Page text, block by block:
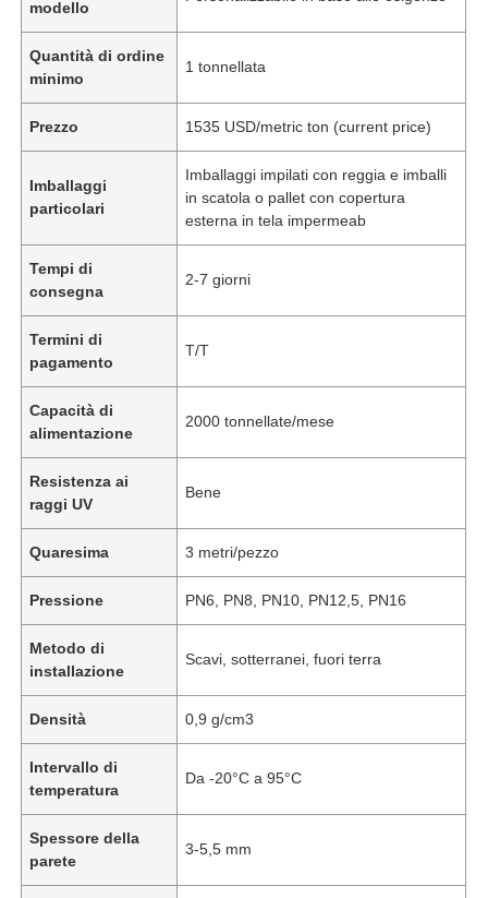
modello
Quantità di ordine
minimo
1 tonnellata
Prezzo 1535 USD/metric ton (current price)
Imballaggi
particolari
Imballaggi impilati con reggia e imballi
in scatola o pallet con copertura
esterna in tela impermeab
Tempi di
consegna
2-7 giorni
Termini di
pagamento
T/T
Capacità di
alimentazione
2000 tonnellate/mese
Resistenza ai
raggi UV
Bene
Quaresima 3 metri/pezzo
Pressione PN6, PN8, PN10, PN12,5, PN16
Metodo di
installazione
Scavi, sotterranei, fuori terra
Densità 0,9 g/cm3
Intervallo di
temperatura
Da -20°C a 95°C
Spessore della
parete
3-5,5 mm